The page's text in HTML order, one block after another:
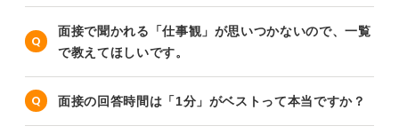
面接で聞かれる「仕事観」が思いつかないので、一覧
で教えてほしいです。
面接の回答時間は「1分」がベストって本当ですか？